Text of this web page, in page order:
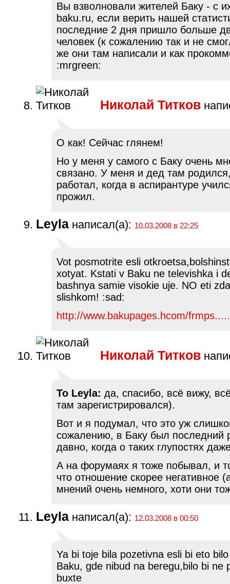
Вы взволновали жителей Баку - с
baku.ru, если верить нашей
последние 2 дня пришло больше
человек (к сожалению так и не
же они там написали и как
:mrgreen:
Николай Титков
О как! Сейчас глянем!
Но у меня у самого с Баку очень
связано. У меня и дед там
работал, когда в аспирантуре
прожил.
Leyla написал(а): 10.03.2008 в 22:25
Vot posmotrite esli
xotyat. Kstati v Baku ne televishka i
bashnya samie visokie uje. NO eti
slishkom! :sad:
http://www.bakupages.hcom/
Николай Титков
To Leyla: да, спасибо, всё вижу,
там зарегистрировался).
Вот и я подумал, что это уж
сожалению, в Баку был последний
давно, когда о таких глупостях
А на форумаях я тоже побывал, и
что отношение скорее негативное
мнений очень немного, хоти они
Leyla написал(а): 12.03.2008 в 00:50
Ya bi toje bila pozetivna esli bi eto
Baku, gde nibud na beregu,bilo bi ne
buxte